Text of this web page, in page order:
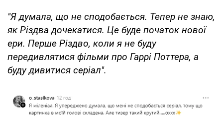
"Я думала, що не сподобається. Тепер не знаю,
як Різдва дочекатися. Це буде початок нової
ери. Перше Різдво, коли я не буду
передивлятися фільми про Гаррі Поттера, а
буду дивитися серіал".